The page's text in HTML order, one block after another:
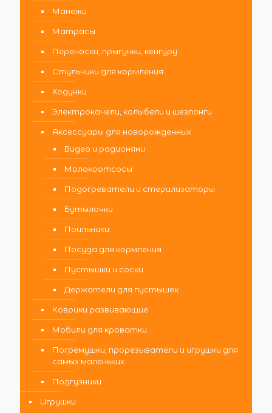
Манежи
Матрасы
Переноски, прыгунки, кенгуру
Стульчики для кормления
Ходунки
Электрокачели, колыбели и шезлонги
Аксессуары для новорожденных
Видео и радионяни
Молокоотсосы
Подогреватели и стерилизаторы
Бутылочки
Поильники
Посуда для кормления
Пустышки и соски
Держатели для пустышек
Коврики развивающие
Мобили для кроватки
Погремушки, прорезыватели и игрушки для
самых маленьких
Подгузники
Игрушки